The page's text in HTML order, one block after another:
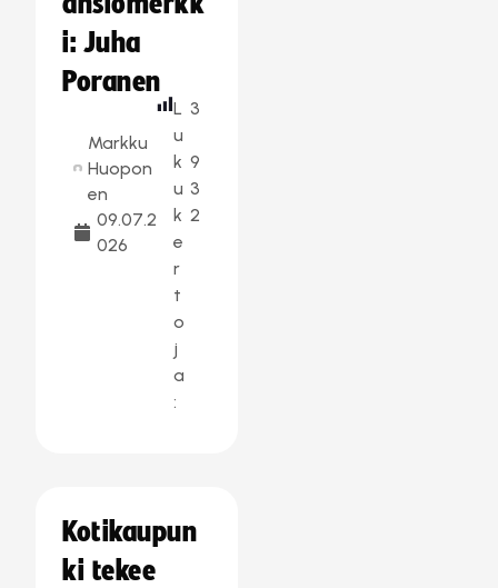
i: Juha
Poranen
Markku
Huopon
en
09.07.2
026
L
u
k
u
k
e
r
t
o
j
a
:
3
9
3
2
Kotikaupun
ki tekee